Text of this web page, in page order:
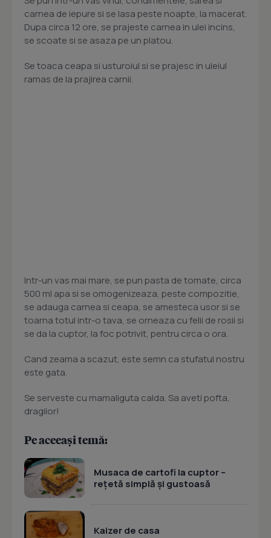
carnea de iepure si se lasa peste noapte, la macerat.
Dupa circa 12 ore, se prajeste carnea in ulei incins,
se scoate si se asaza pe un platou.
Se toaca ceapa si usturoiul si se prajesc in uleiul
ramas de la prajirea carnii.
Intr-un vas mai mare, se pun pasta de tomate, circa
500 ml apa si se omogenizeaza, peste compozitie,
se adauga carnea si ceapa, se amesteca usor si se
toarna totul intr-o tava, se orneaza cu felii de rosii si
se da la cuptor, la foc potrivit, pentru circa o ora.
Cand zeama a scazut, este semn ca stufatul nostru
este gata.
Se serveste cu mamaliguta calda. Sa aveti pofta,
dragilor!
Pe aceeași temă:
Musaca de cartofi la cuptor –
rețetă simplă și gustoasă
Kaizer de casa